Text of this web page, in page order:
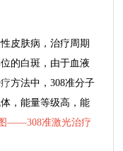
皮肤病，治疗周期
的白斑，由于血液
方法中，308准分子
，能量等级高，能
图——308准激光治疗